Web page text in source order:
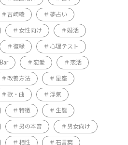
吉崎綾 夢占い
女性向け 婚活
復縁 心理テスト
恋愛 恋活
改善方法 星座
歌・曲 浮気
特徴 生態
男の本音 男女向け
相性 石言葉